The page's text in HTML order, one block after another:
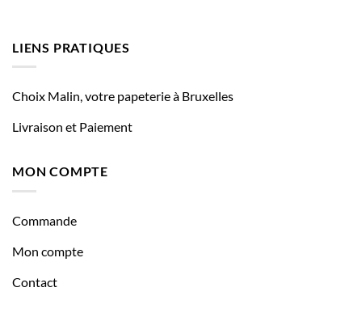
LIENS PRATIQUES
Choix Malin, votre papeterie à Bruxelles
Livraison et Paiement
MON COMPTE
Commande
Mon compte
Contact